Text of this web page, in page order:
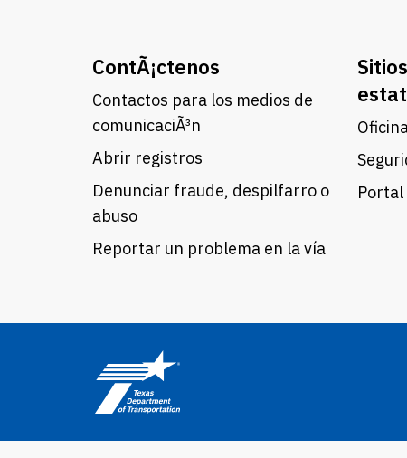
ContÃ¡ctenos
Contactos para los medios de
comunicaciÃ³n
Abrir registros
Denunciar fraude, despilfarro o
abuso
Reportar un problema en la vía
Portal